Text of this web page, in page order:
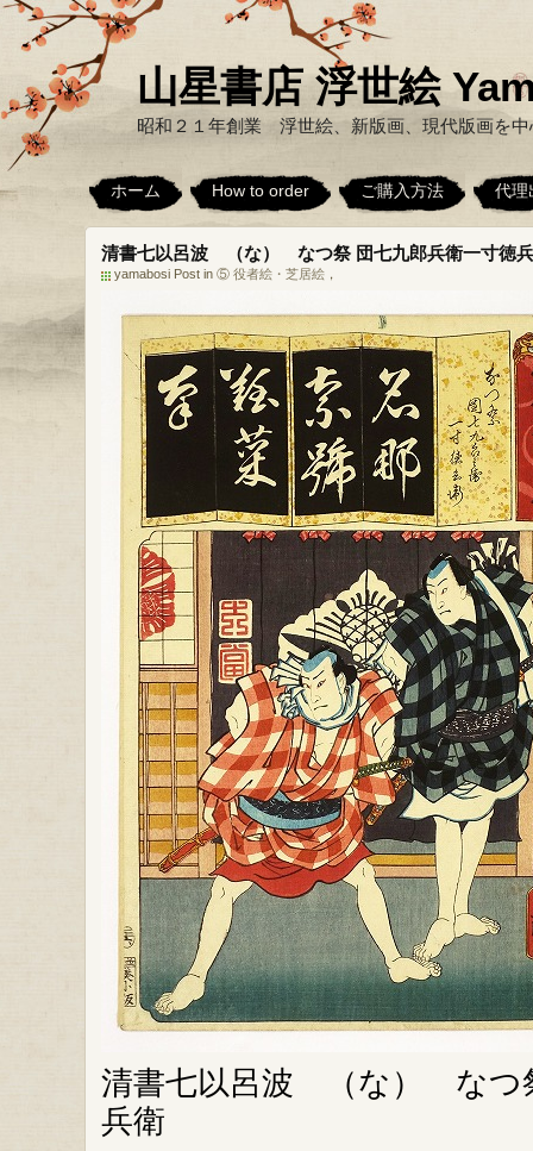
山星書店 浮世絵
昭和２１年創業 浮世絵、新版画、現代版画を
ホーム How to order ご購入方法 代理
清書七以呂波 （な） なつ祭 団七九郎兵衛一寸徳
yamabosi Post in ⑤ 役者絵・芝居絵 ，
清書七以呂波 （な） なつ
兵衛